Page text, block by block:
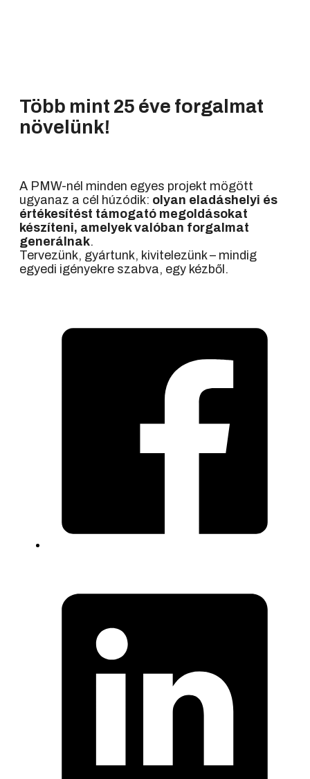
Több mint 25 éve forgalmat
növelünk!
A PMW-nél minden egyes projekt mögött
ugyanaz a cél húzódik: olyan eladáshelyi és
értékesítést támogató megoldásokat
készíteni, amelyek valóban forgalmat
generálnak.
Tervezünk, gyártunk, kivitelezünk – mindig
egyedi igényekre szabva, egy kézből.